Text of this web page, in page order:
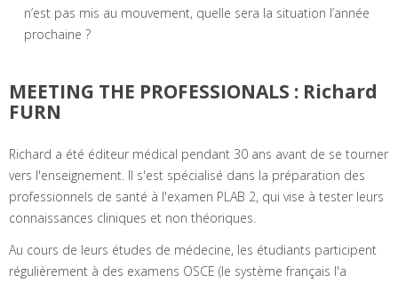
n’est pas mis au mouvement, quelle sera la situation l’année
prochaine ?
MEETING THE PROFESSIONALS : Richard
FURN
Richard a été éditeur médical pendant 30 ans avant de se tourner
vers l'enseignement. Il s'est spécialisé dans la préparation des
professionnels de santé à l'examen PLAB 2, qui vise à tester leurs
connaissances cliniques et non théoriques.
Au cours de leurs études de médecine, les étudiants participent
régulièrement à des examens OSCE (le système français l'a